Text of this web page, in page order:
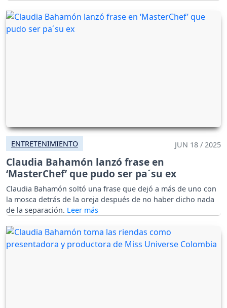
ENTRETENIMIENTO JUN 18 / 2025
Claudia Bahamón lanzó frase en
‘MasterChef’ que pudo ser pa´su ex
Claudia Bahamón soltó una frase que dejó a más de uno con
la mosca detrás de la oreja después de no haber dicho nada
de la separación.